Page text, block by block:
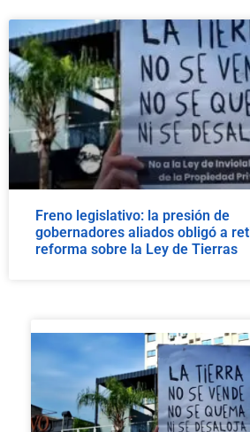
Freno legislativo: la presión de
gobernadores aliados obligó a
reforma sobre la Ley de Tierras